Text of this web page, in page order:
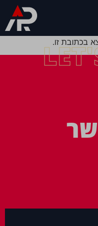
בכתובת זו.